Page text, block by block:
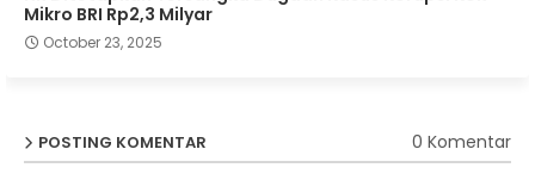
Mikro BRI Rp2,3 Milyar
October 23, 2025
POSTING KOMENTAR 0 Komentar